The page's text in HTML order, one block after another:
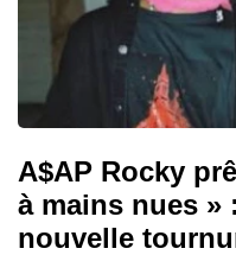
A$AP Rocky
à mains nues »
nouvelle